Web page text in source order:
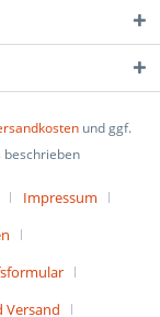
und ggf.
beschrieben
Impressum
Versand